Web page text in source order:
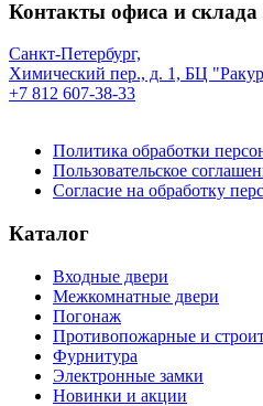
Контакты офиса и склада
Санкт-Петербург,
Химический пер., д. 1, БЦ
+7 812 607-38-33
Политика обработки
Пользовательское
Согласие на обработку
Каталог
Входные двери
Межкомнатные двери
Погонаж
Противопожарные и
Фурнитура
Электронные замки
Новинки и акции